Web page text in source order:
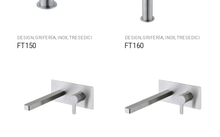
DESIGN,GRIFERÍA, INOX,TRESEDICI
FT150
DESIGN,GRIFERÍA, INOX,TRESEDICI
FT160